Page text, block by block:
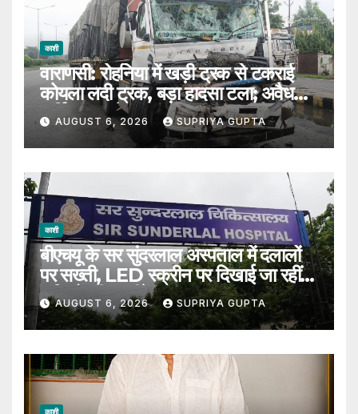
काशी
वाराणसी: रोहनिया में खड़ी ट्रक से टकराई
कोयला लदी ट्रक, बड़ा हादसा टला; अवैध
पार्किंग पर उठे सवाल
AUGUST 6, 2026 SUPRIYA GUPTA
काशी
बीएचयू के सर सुंदरलाल अस्पताल में दलालों
पर सख्ती, LED स्क्रीन पर दिखाई जा रहीं
संदिग्धों की तस्वीरें
AUGUST 6, 2026 SUPRIYA GUPTA
काशी